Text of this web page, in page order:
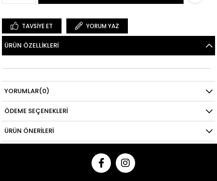
TAVSIYE ET YORUM YAZ
ÜRÜN ÖZELLIKLERI
YORUMLAR(0)
ÖDEME SEÇENEKLERI
ÜRÜN ÖNERILERI